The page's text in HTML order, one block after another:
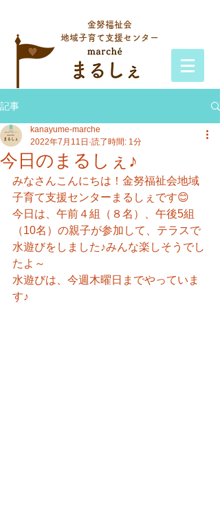
金努福祉会
地域子育て支援センター
記事
今日のまるしぇ♪
kanayume-marche
2022年7月11日 読了時間: 1分
みなさんこんにちは！金努福祉会地域
子育て支援センターまるしぇです😊
今日は、午前４組（８名）、午後5組
（10名）の親子が参加して、テラスで
水遊びをしました♪みんな楽しそうでし
たよ～
水遊びは、今週木曜日までやっていま
す♪